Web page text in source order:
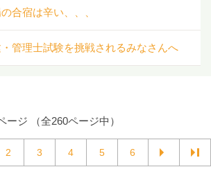
合宿は辛い、、、
管理士試験を挑戦されるみなさんへ
ージ （全260ページ中）
2 3 4 5 6